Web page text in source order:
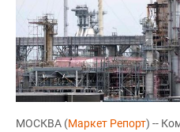
МОСКВА (Маркет Репорт) --